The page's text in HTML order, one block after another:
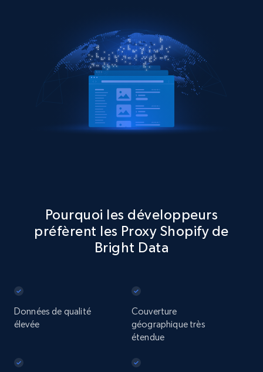
Pourquoi les développeurs
préfèrent les Proxy Shopify de
Bright Data
Données de qualité
élevée
Couverture
géographique très
étendue